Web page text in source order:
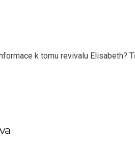
k tomu revivalu Elisabeth?